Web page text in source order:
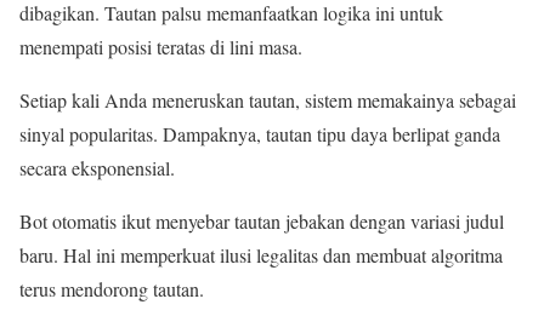
dibagikan. Tautan palsu memanfaatkan logika ini untuk
menempati posisi teratas di lini masa.
Setiap kali Anda meneruskan tautan, sistem memakainya sebagai
sinyal popularitas. Dampaknya, tautan tipu daya berlipat ganda
secara eksponensial.
Bot otomatis ikut menyebar tautan jebakan dengan variasi judul
baru. Hal ini memperkuat ilusi legalitas dan membuat algoritma
terus mendorong tautan.